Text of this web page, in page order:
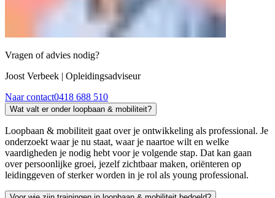
Vragen of advies nodig?
Joost Verbeek | Opleidingsadviseur
Naar contact0418 688 510
Wat valt er onder loopbaan & mobiliteit?
Loopbaan & mobiliteit gaat over je ontwikkeling als professional. Je
onderzoekt waar je nu staat, waar je naartoe wilt en welke
vaardigheden je nodig hebt voor je volgende stap. Dat kan gaan
over persoonlijke groei, jezelf zichtbaar maken, oriënteren op
leidinggeven of sterker worden in je rol als young professional.